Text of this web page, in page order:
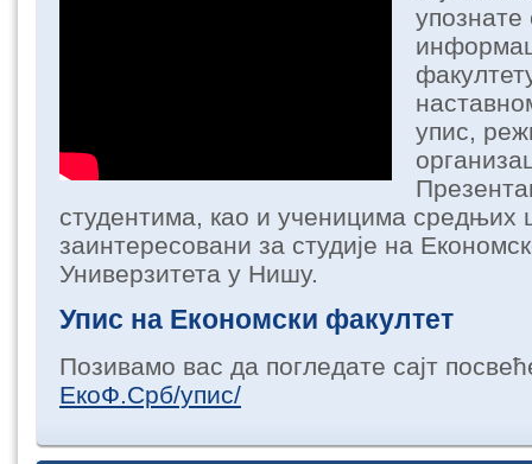
упис,
студентима, као и ученицима средњих
заинтересовани за студије на
Универзитета у Нишу.
Упис на Економски факултет
Позивамо вас да погледате сајт
ЕкоФ.Срб/упис/